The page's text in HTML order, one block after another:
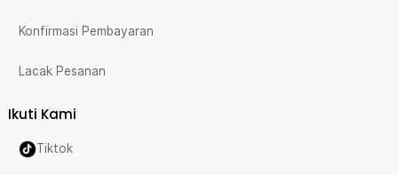
Konfirmasi Pembayaran
Lacak Pesanan
Ikuti Kami
Tiktok